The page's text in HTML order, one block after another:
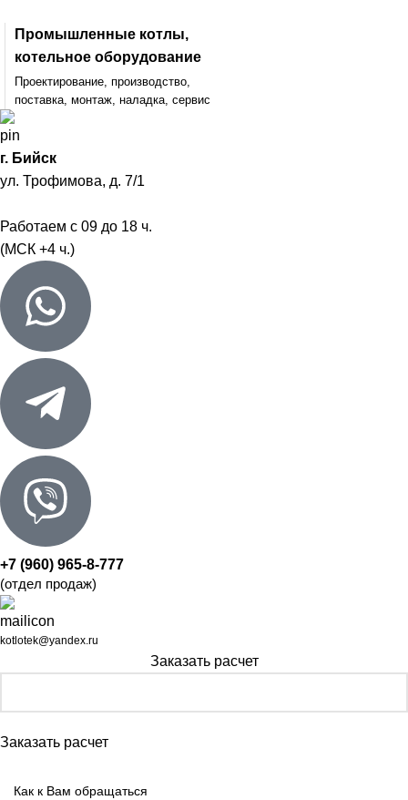
Промышленные котлы,
котельное оборудование
Проектирование, производство,
поставка, монтаж, наладка, сервис
г. Бийск
ул. Трофимова, д. 7/1
Работаем с 09 до 18 ч.
(МСК +4 ч.)
+7 (960) 965-8-777
(отдел продаж)
kotlotek@yandex.ru
Заказать расчет
Заказать расчет